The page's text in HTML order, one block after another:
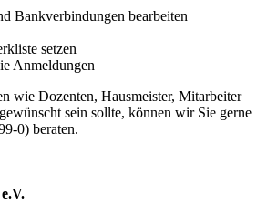
Bankverbindungen bearbeiten
setzen
Anmeldungen
wie Dozenten, Hausmeister, Mitarbeiter
sein sollte, können wir Sie gerne
0) beraten.